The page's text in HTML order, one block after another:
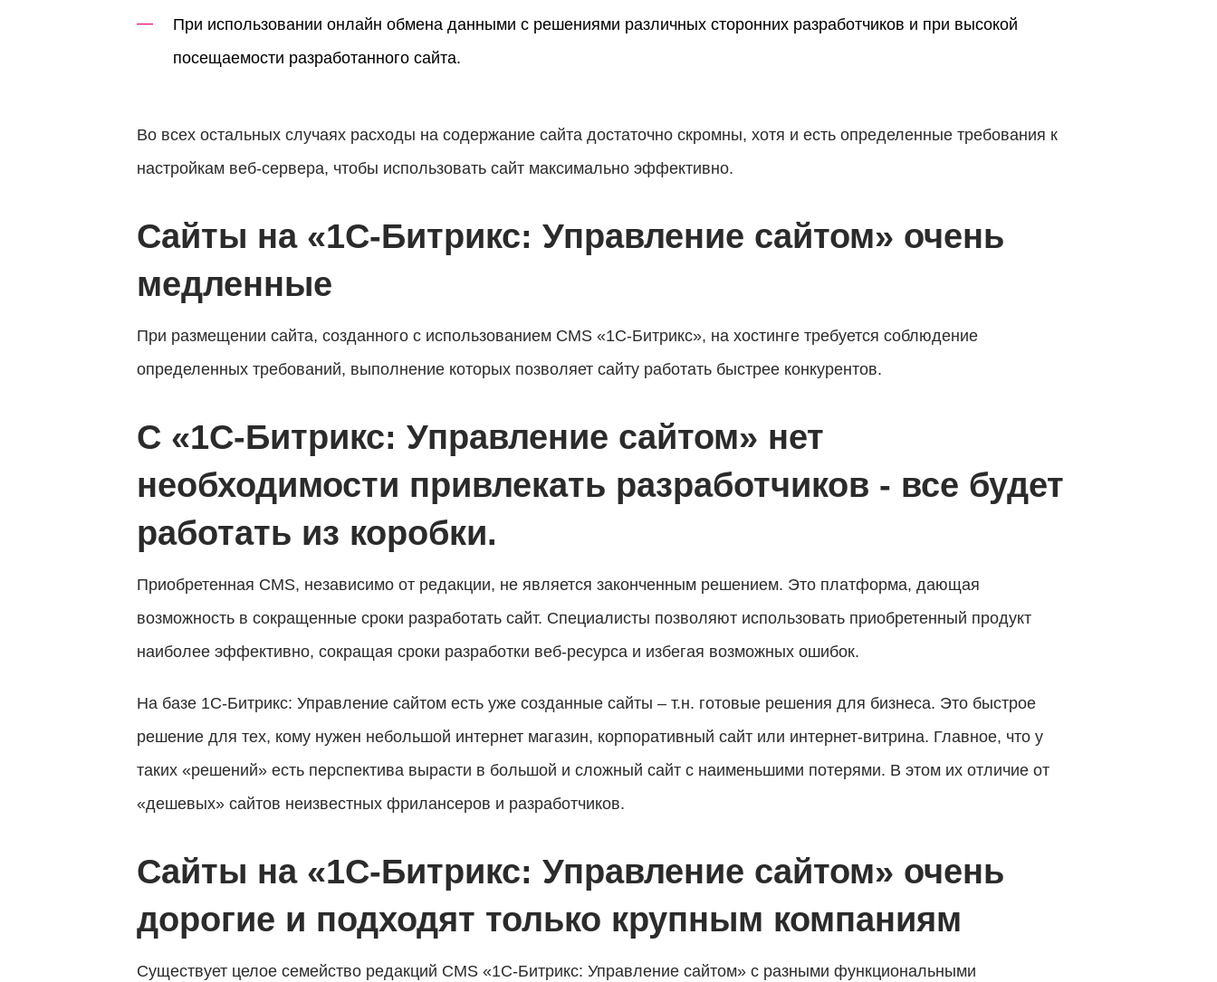
При использовании онлайн обмена данными с решениями различных сторонних разработчиков и при высокой
посещаемости разработанного сайта.
Во всех остальных случаях расходы на содержание сайта достаточно скромны, хотя и есть определенные требования к
настройкам веб-сервера, чтобы использовать сайт максимально эффективно.
Сайты на «1С-Битрикс: Управление сайтом» очень
медленные
При размещении сайта, созданного с использованием CMS «1С-Битрикс», на хостинге требуется соблюдение
определенных требований, выполнение которых позволяет сайту работать быстрее конкурентов.
С «1С-Битрикс: Управление сайтом» нет
необходимости привлекать разработчиков - все будет
работать из коробки.
Приобретенная CMS, независимо от редакции, не является законченным решением. Это платформа, дающая
возможность в сокращенные сроки разработать сайт. Специалисты позволяют использовать приобретенный продукт
наиболее эффективно, сокращая сроки разработки веб-ресурса и избегая возможных ошибок.
На базе 1С-Битрикс: Управление сайтом есть уже созданные сайты – т.н. готовые решения для бизнеса. Это быстрое
решение для тех, кому нужен небольшой интернет магазин, корпоративный сайт или интернет-витрина. Главное, что у
таких «решений» есть перспектива вырасти в большой и сложный сайт с наименьшими потерями. В этом их отличие от
«дешевых» сайтов неизвестных фрилансеров и разработчиков.
Сайты на «1С-Битрикс: Управление сайтом» очень
дорогие и подходят только крупным компаниям
Существует целое семейство редакций CMS «1С-Битрикс: Управление сайтом» с разными функциональными
Заявка
отправлена